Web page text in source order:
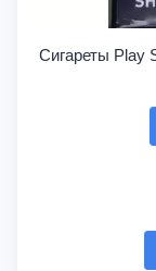
Сигареты Play